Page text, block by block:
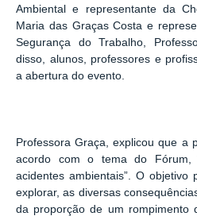
Ambiental e representante da
Maria das Graças Costa e
Segurança do Trabalho,
disso, alunos, professores e
a abertura do evento.
Professora Graça, explicou que a
acordo com o tema do Fórum,
acidentes ambientais”. O
explorar, as diversas
da proporção de um rompimento